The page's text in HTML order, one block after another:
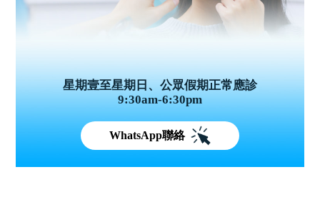
星期壹至星期日、公眾假期正常應診
9:30am-6:30pm
WhatsApp聯絡